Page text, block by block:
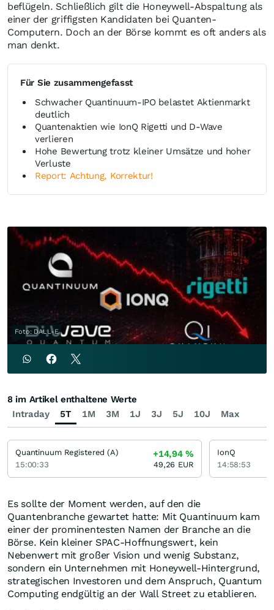
beflügeln. Schließlich gilt die Honeywell-Abspaltung als
einer der griffigsten Kandidaten bei Quanten-
Computern. Doch an der Börse kommt es oft anders als
man denkt.
Für Sie zusammengefasst
Schwacher Quantinuum-IPO belastet Aktienmarkt
deutlich
Quantenaktien wie IonQ Rigetti und D‑Wave
verlieren
Hohe Bewertung trotz kleiner Umsätze und hoher
Verluste
Report: Achtung, Korrektur!
Foto: DALL-E
Es sollte der Moment werden, auf den die
Quantenbranche gewartet hatte: Mit Quantinuum kam
einer der prominentesten Namen der Branche an die
Börse. Kein kleiner SPAC-Hoffnungswert, kein
Nebenwert mit großer Vision und wenig Substanz,
sondern ein Unternehmen mit Honeywell-Hintergrund,
strategischen Investoren und dem Anspruch, Quantum
Computing endgültig an der Wall Street zu etablieren.
Intraday 5T 1M 3M 1J 3J 5J 10J Max
8 im Artikel enthaltene Werte
Quantinuum Registered (A)
15:00:33
+14,94%
49,26 EUR
IonQ
14:58:53